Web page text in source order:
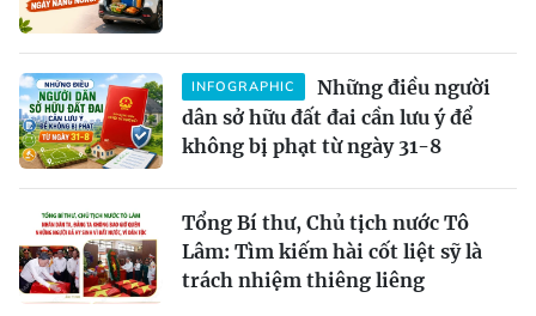
INFOGRAPHIC
Những điều người
dân sở hữu đất đai cần lưu ý để
không bị phạt từ ngày 31-8
Tổng Bí thư, Chủ tịch nước Tô
Lâm: Tìm kiếm hài cốt liệt sỹ là
trách nhiệm thiêng liêng